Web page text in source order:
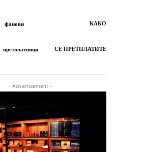
фанови КАКО
претплатници СЕ ПРЕТПЛАТИТЕ
- Advertisement -